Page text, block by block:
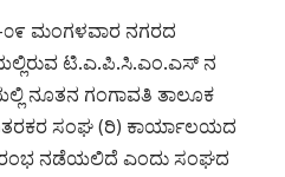
೦೯ ಮಂಗಳವಾರ ನಗರದ
ಟಿ.ಎ.ಪಿ.ಸಿ.ಎಂ.ಎಸ್ ನ
ನೂತನ ಗಂಗಾವತಿ ತಾಲೂಕ
ಸಂಘ (ರಿ) ಕಾರ್ಯಾಲಯದ
ನಡೆಯಲಿದೆ ಎಂದು ಸಂಘದ